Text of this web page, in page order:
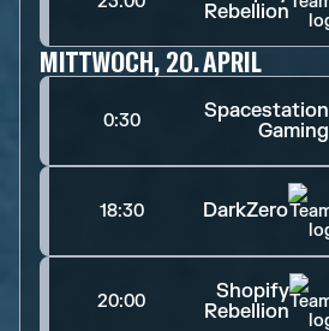
Rebellion
MITTWOCH, 20. APRIL
0:30
Spacestation
Gaming
18:30 DarkZero
20:00
Shopify
Rebellion